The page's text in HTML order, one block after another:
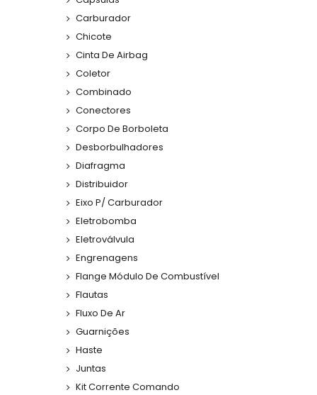
Carburador
Chicote
Cinta De Airbag
Coletor
Combinado
Conectores
Corpo De Borboleta
Desborbulhadores
Diafragma
Distribuidor
Eixo P/ Carburador
Eletrobomba
Eletroválvula
Engrenagens
Flange Módulo De Combustível
Flautas
Fluxo De Ar
Guarnições
Haste
Juntas
Kit Corrente Comando